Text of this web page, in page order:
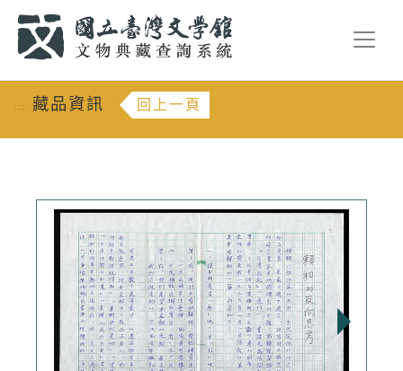
::: 藏品資訊 回上一頁